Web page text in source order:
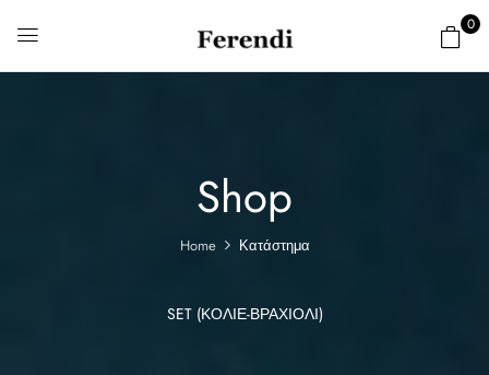
0
Shop
Home Κατάστημα
SET (ΚΟΛΙΈ-ΒΡΑΧΙΌΛΙ)